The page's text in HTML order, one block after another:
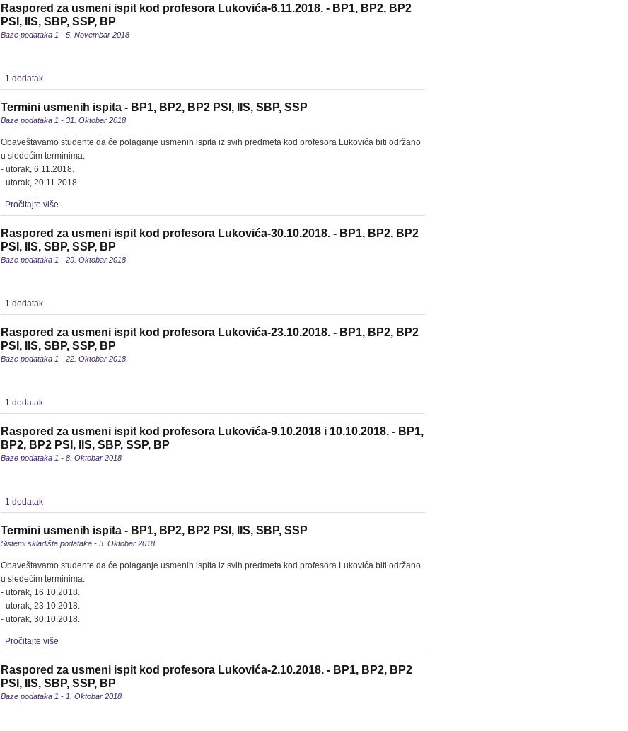
Raspored za usmeni ispit kod profesora Lukovića-6.11.2018. - BP1, BP2, BP2
PSI, IIS, SBP, SSP, BP
Baze podataka 1 - 5. Novembar 2018
1 dodatak
Termini usmenih ispita - BP1, BP2, BP2 PSI, IIS, SBP, SSP
Baze podataka 1 - 31. Oktobar 2018
Obaveštavamo studente da će polaganje usmenih ispita iz svih predmeta kod profesora Lukovića biti održano
u sledećim terminima:
- utorak, 6.11.2018.
- utorak, 20.11.2018.
Pročitajte više
Raspored za usmeni ispit kod profesora Lukovića-30.10.2018. - BP1, BP2, BP2
PSI, IIS, SBP, SSP, BP
Baze podataka 1 - 29. Oktobar 2018
1 dodatak
Raspored za usmeni ispit kod profesora Lukovića-23.10.2018. - BP1, BP2, BP2
PSI, IIS, SBP, SSP, BP
Baze podataka 1 - 22. Oktobar 2018
1 dodatak
Raspored za usmeni ispit kod profesora Lukovića-9.10.2018 i 10.10.2018. - BP1,
BP2, BP2 PSI, IIS, SBP, SSP, BP
Baze podataka 1 - 8. Oktobar 2018
1 dodatak
Termini usmenih ispita - BP1, BP2, BP2 PSI, IIS, SBP, SSP
Sistemi skladišta podataka - 3. Oktobar 2018
Obaveštavamo studente da će polaganje usmenih ispita iz svih predmeta kod profesora Lukovića biti održano
u sledećim terminima:
- utorak, 16.10.2018.
- utorak, 23.10.2018.
- utorak, 30.10.2018.
Pročitajte više
Raspored za usmeni ispit kod profesora Lukovića-2.10.2018. - BP1, BP2, BP2
PSI, IIS, SBP, SSP, BP
Baze podataka 1 - 1. Oktobar 2018